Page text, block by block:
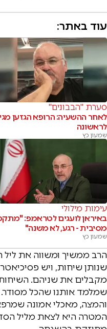
עוד באתר:
סערת "הבבונים"
לאחר ההשעיה: הרופא הגזען
לראשונה
שמעון כץ
עימות מילולי
באיראן לועגים לטראמפ:
מסיבית - רגע, לא משנה"
שמעון כץ
הרב ממשיך ומשווה את ליל
שנותן שיחות, ויש
מקבלים את שניהם. השיחות
שמלמד אותנו שהכל מסודר.
והמצה, מאכלי אמונה
המטרה היא לצאת מליל